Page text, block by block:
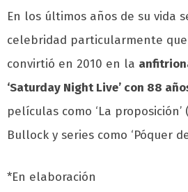
En los últimos años de su vida
celebridad particularmente
convirtió en 2010 en la
‘Saturday Night Live’ con 88
películas como ‘La proposición’
Bullock y series como ‘Póquer
*En elaboración